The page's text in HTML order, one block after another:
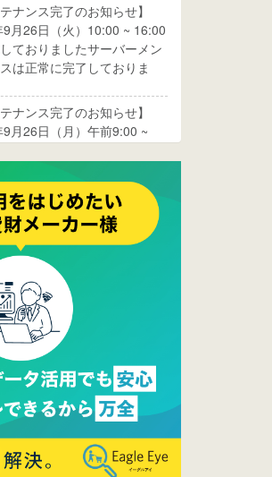
テナンス完了のお知らせ】
月26日（火）10:00 ~ 16:00
ておりましたサーバーメン
は正常に完了しておりま
テナンス完了のお知らせ】
月26日（月）午前9:00 ~
でブログ掲載が始まりまし
ご覧ください。
ンのサイト機能を大幅バージ
ップ。詳細はこちら。⇒
が機能拡充し、サイトリニ
ルしました。⇒
ページを開設しました。
こちら。
サイトリリースしました。